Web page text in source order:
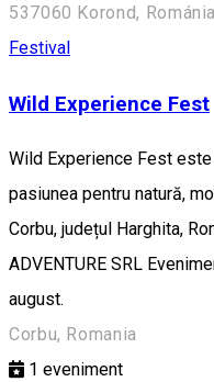
537060 Korond, Románia
Festival
Wild Experience Fest
Wild Experience Fest
pasiunea pentru natură,
Corbu, județul Harghita,
ADVENTURE SRL
august.
Corbu, Romania
1 eveniment